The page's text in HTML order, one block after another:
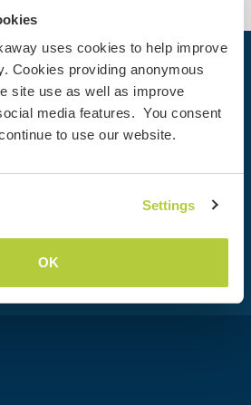
uses cookies to help improve
Cookies providing anonymous
site use as well as improve
media features. You consent
to use our website.
Settings
OK
Abenteuer beginnt
Workaway-Community und